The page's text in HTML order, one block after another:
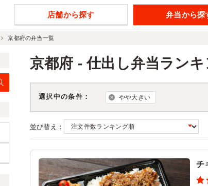
店舗から探す 弁当から探
京都府の弁当一覧
京都府 - 仕出し弁当ラン
選択中の条件： やや大きい
並び替え：
チ